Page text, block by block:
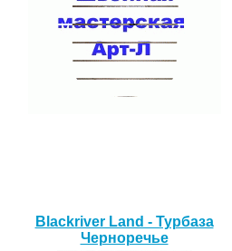
Blackriver Land - Турбаза
Черноречье